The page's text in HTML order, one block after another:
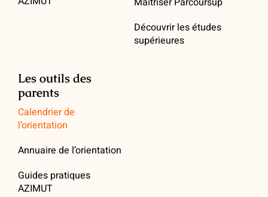
Découvrir les études
supérieures
Les outils des
parents
Calendrier de
l’orientation
Annuaire de l’orientation
Guides pratiques
AZIMUT